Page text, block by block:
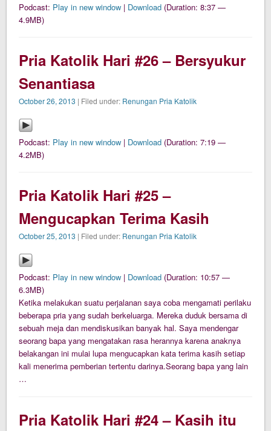
Podcast: Play in new window | Download (Duration: 8:37 —
4.9MB)
Pria Katolik Hari #26 – Bersyukur
Senantiasa
October 26, 2013 | Filed under: Renungan Pria Katolik
Podcast: Play in new window | Download (Duration: 7:19 —
4.2MB)
Pria Katolik Hari #25 –
Mengucapkan Terima Kasih
October 25, 2013 | Filed under: Renungan Pria Katolik
Podcast: Play in new window | Download (Duration: 10:57 —
6.3MB)
Ketika melakukan suatu perjalanan saya coba mengamati perilaku
beberapa pria yang sudah berkeluarga. Mereka duduk bersama di
sebuah meja dan mendiskusikan banyak hal. Saya mendengar
seorang bapa yang mengatakan rasa herannya karena anaknya
belakangan ini mulai lupa mengucapkan kata terima kasih setiap
kali menerima pemberian tertentu darinya.Seorang bapa yang lain
…
Pria Katolik Hari #24 – Kasih itu